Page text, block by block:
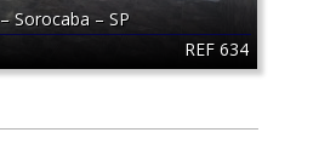
REF 634
–Sorocaba – SP